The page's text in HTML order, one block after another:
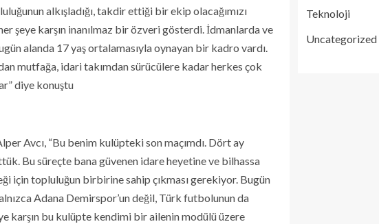
alkışladığı, takdir ettiği bir ekip olacağımızı
şeye karşın inanılmaz bir özveri gösterdi. İdmanlarda ve
alanda 17 yaş ortalamasıyla oynayan bir kadro vardı.
mutfağa, idari takımdan sürücülere kadar herkes çok
diye konuştu
Avcı, “Bu benim kulüpteki son maçımdı. Dört ay
Bu süreçte bana güvenen idare heyetine ve bilhassa
için topluluğun birbirine sahip çıkması gerekiyor. Bugün
Adana Demirspor’un değil, Türk futbolunun da
karşın bu kulüpte kendimi bir ailenin modülü üzere
Teknoloji
Uncategorized